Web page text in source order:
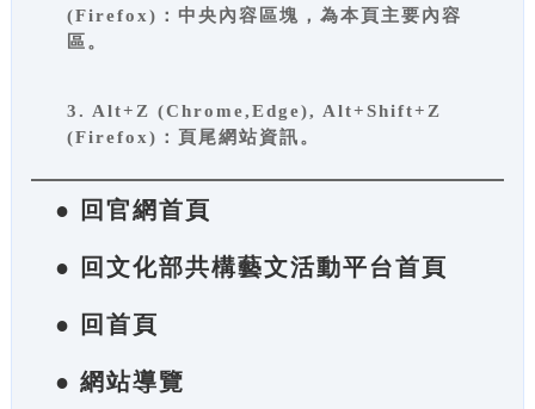
(Firefox)：中央內容區塊，為本頁主要內容
區。
3. Alt+Z (Chrome,Edge), Alt+Shift+Z
(Firefox)：頁尾網站資訊。
● 回官網首頁
● 回文化部共構藝文活動平台首頁
● 回首頁
● 網站導覽